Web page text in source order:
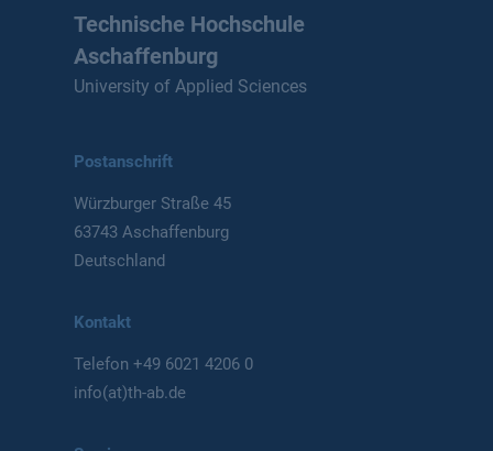
Technische Hochschule
Aschaffenburg
University of Applied Sciences
Postanschrift
Würzburger Straße 45
63743 Aschaffenburg
Deutschland
Kontakt
Telefon+49 6021 4206 0
info(at)th-ab.de